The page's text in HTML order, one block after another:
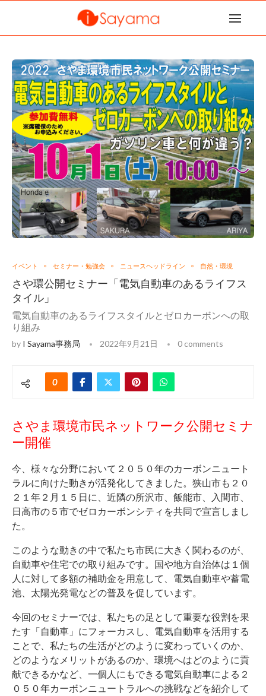
イベント セミナー・勉強会 ニュースヘッドライン 自然・環境
さや環公開セミナー「電気自動車のあるライフス
タイル」
電気自動車のあるライフスタイルとゼロカーボンへの取
り組み
by I Sayama事務局 2022年9月21日 0 comments
0
さやま環境市民ネットワーク公開セミナ
ー開催
今、様々な分野において２０５０年のカーボンニュート
ラルに向けた動きが活発化してきました。狭山市も２０
２１年２月１５日に、近隣の所沢市、飯能市、入間市、
日高市の５市でゼロカーボンシティを共同で宣言しまし
た。
このような動きの中で私たち市民に大きく関わるのが、
自動車や住宅での取り組みです。国や地方自治体は１個
人に対して多額の補助金を用意して、電気自動車や蓄電
池、太陽光発電などの普及を促しています。
今回のセミナーでは、私たちの足として重要な役割を果
たす「自動車」にフォーカスし、電気自動車を活用する
ことで、私たちの生活がどのように変わっていくのか、
どのようなメリットがあるのか、環境へはどのように貢
献できるかなど、一個人にもできる電気自動車による２
０５０年カーボンニュートラルへの挑戦などを紹介して